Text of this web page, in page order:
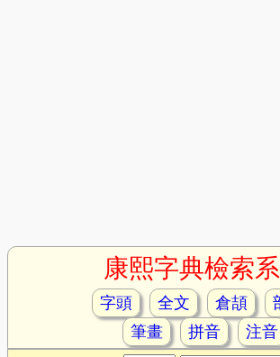
康熙字典檢索
字頭 全文 倉頡
筆畫
拼音
注音